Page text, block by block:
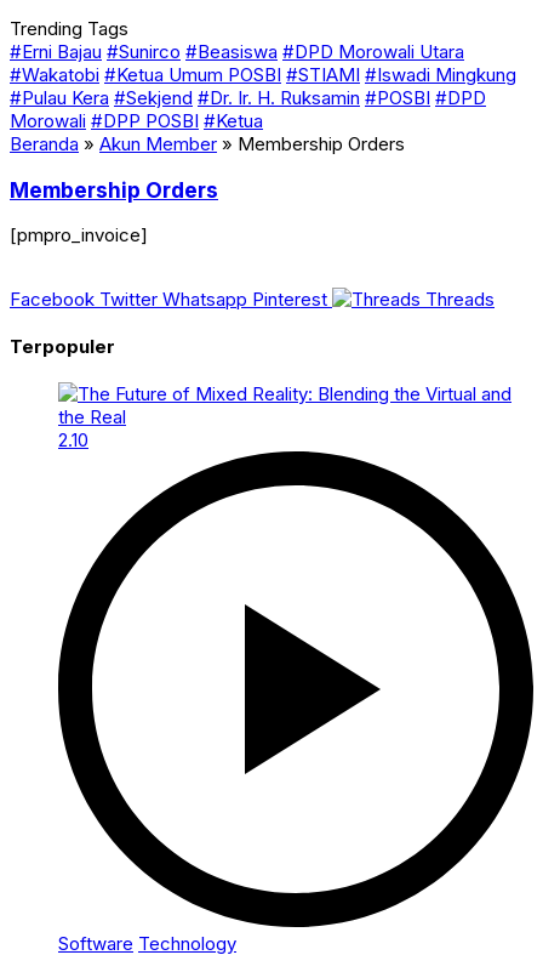
Trending Tags
#Erni Bajau #Sunirco #Beasiswa #DPD Morowali Utara
#Wakatobi #Ketua Umum POSBI #STIAMI #Iswadi Mingkung
#Pulau Kera #Sekjend #Dr. Ir. H. Ruksamin #POSBI #DPD
Morowali #DPP POSBI #Ketua
Beranda » Akun Member » Membership Orders
Membership Orders
[pmpro_invoice]
Facebook Twitter Whatsapp Pinterest Threads
Terpopuler
2.10
Software Technology